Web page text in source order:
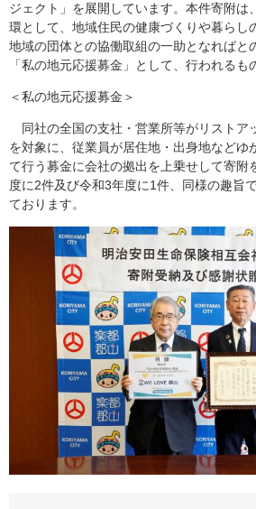
ジェクト」を展開しています。本件寄附は
環として、地域住民の健康づくりや暮らし
地域の団体との協働取組の一助となればと
「私の地元応援募金」として、行われるも
＜私の地元応援募金＞
同社の全国の支社・営業所等がリストア
を対象に、従業員が居住地・出身地などゆ
て行う募金に会社の拠出を上乗せして寄附
度に2件及び令和3年度に1件、同様の趣旨
ております。